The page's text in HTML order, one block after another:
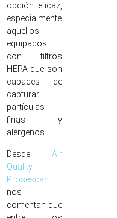
opción eficaz,
especialmente
aquellos
equipados
con filtros
HEPA que son
capaces de
capturar
partículas
finas y
alérgenos.
Desde Air
Quality
Prosescan
nos
comentan que